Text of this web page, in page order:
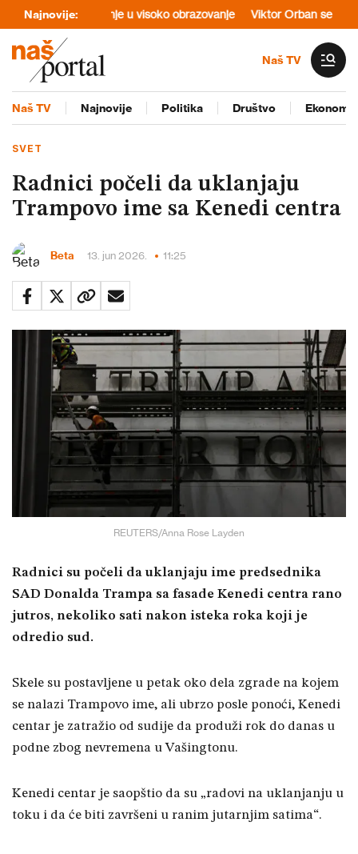
Najnovije:
uruši poverenje u visoko obrazovanje Viktor Orban se zabavlja
Naš TV
Naš TV Najnovije Politika Društvo
SVET
Radnici počeli da uklanjaju
Trampovo ime sa Kenedi centra
Beta 13. jun 2026. 11:25
REUTERS/Anna Rose Layden
Radnici su počeli da uklanjaju ime predsednika
SAD Donalda Trampa sa fasade Kenedi centra rano
jutros, nekoliko sati nakon isteka roka koji je
odredio sud.
Skele su postavljene u petak oko dela zgrade na kojem
se nalazi Trampovo ime, ali ubrzo posle ponoći, Kenedi
centar je zatražio od sudije da produži rok do danas u
podne zbog nevremena u Vašingtonu.
Kenedi centar je saopštio da su „radovi na uklanjanju u
toku i da će biti završeni u ranim jutarnjim satima“.